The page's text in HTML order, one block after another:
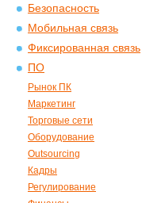
Безопасность
Мобильная связь
Фиксированная связь
ПО
Рынок ПК
Маркетинг
Торговые сети
Оборудование
Outsourcing
Кадры
Регулирование